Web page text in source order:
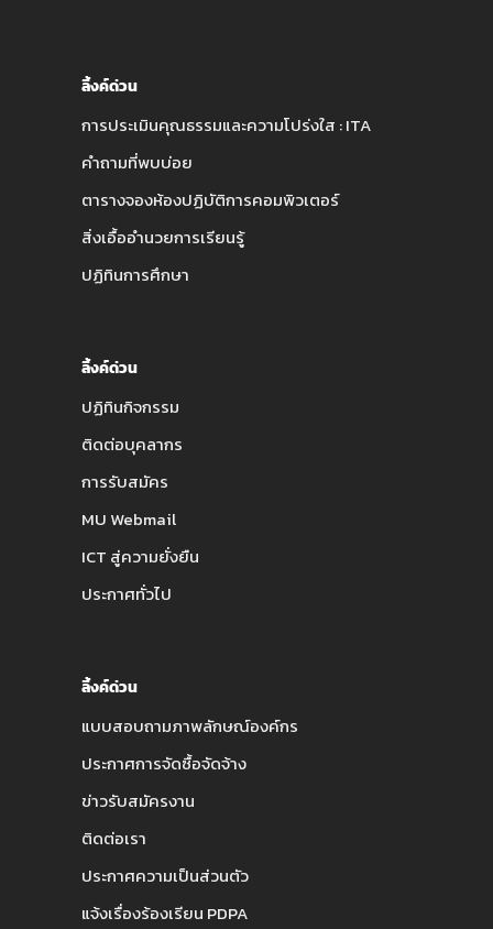
ลิ้งค์ด่วน
การประเมินคุณธรรมและความโปร่งใส : ITA
คำถามที่พบบ่อย
ตารางจองห้องปฏิบัติการคอมพิวเตอร์
สิ่งเอื้ออำนวยการเรียนรู้
ปฏิทินการศึกษา
ลิ้งค์ด่วน
ปฏิทินกิจกรรม
ติดต่อบุคลากร
การรับสมัคร
MU Webmail
ICT สู่ความยั่งยืน
ประกาศทั่วไป
ลิ้งค์ด่วน
แบบสอบถามภาพลักษณ์องค์กร
ประกาศการจัดซื้อจัดจ้าง
ข่าวรับสมัครงาน
ติดต่อเรา
ประกาศความเป็นส่วนตัว
แจ้งเรื่องร้องเรียน PDPA